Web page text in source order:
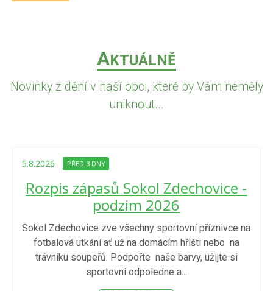
AKTUÁLNĚ
Novinky z dění v naší obci, které by Vám neměly
uniknout...
5.8.2026 PŘED 3 DNY
Rozpis zápasů Sokol Zdechovice -
podzim 2026
Sokol Zdechovice zve všechny sportovní příznivce na
fotbalová utkání ať už na domácím hřišti nebo na
trávníku soupeřů. Podpořte naše barvy, užijte si
sportovní odpoledne a...